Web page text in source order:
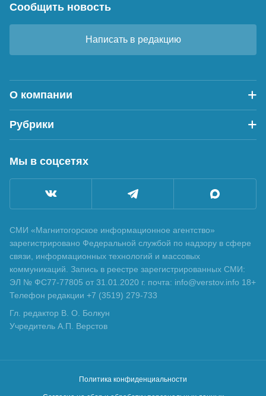
Сообщить новость
Написать в редакцию
О компании
Рубрики
Мы в соцсетях
СМИ «Магнитогорское информационное агентство»
зарегистрировано Федеральной службой по надзору в сфере
связи, информационных технологий и массовых
коммуникаций. Запись в реестре зарегистрированных СМИ:
ЭЛ № ФС77-77805 от 31.01.2020 г. почта: info@verstov.info 18+
Телефон редакции +7 (3519) 279-733
Гл. редактор В. О. Болкун
Учредитель А.П. Верстов
Политика конфиденциальности